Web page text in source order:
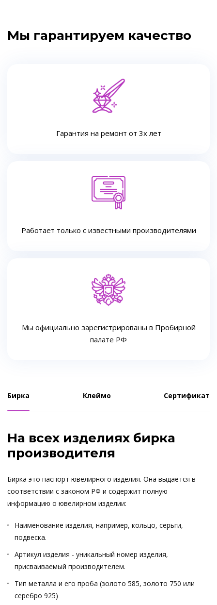
Мы гарантируем качество
Гарантия на ремонт от 3х лет
Работает только с известными производителями
Мы официально зарегистрированы в Пробирной
палате РФ
Бирка Клеймо Сертификат
На всех изделиях бирка
производителя
Бирка это паспорт ювелирного изделия. Она выдается в
соответствии с законом РФ и содержит полную
информацию о ювелирном изделии:
Наименование изделия, например, кольцо, серьги,
подвеска.
Артикул изделия - уникальный номер изделия,
присваиваемый производителем.
Тип металла и его проба (золото 585, золото 750 или
серебро 925)